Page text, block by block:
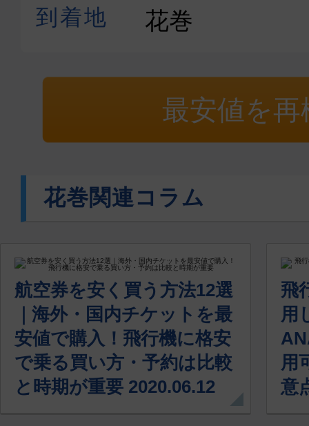
最安値を再
花巻関連コラム
航空券を安く買う方法12選
｜海外・国内チケットを最
安値で購入！飛行機に格安
で乗る買い方・予約は比較
と時期が重要 2020.06.12
飛
用
用
意